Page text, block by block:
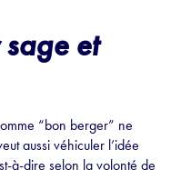
et
“bon berger” ne
aussi véhiculer l’idée
à-dire selon la volonté de